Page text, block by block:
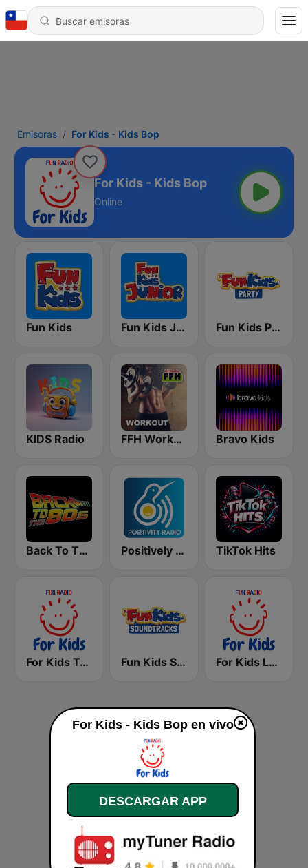
Emisoras For Kids - Kids Bop
For Kids - Kids Bop
Online
Fun Kids Fun Kids Junior Fun Kids Party
KIDS Radio FFH Workout Bravo Kids
Back To The 80's Radio Positively Sleep Baby TikTok Hits
For Kids Toddler Tunes Fun Kids Soundtracks For Kids Lullabys
For Kids - Kids Bop en vivo
DESCARGAR APP